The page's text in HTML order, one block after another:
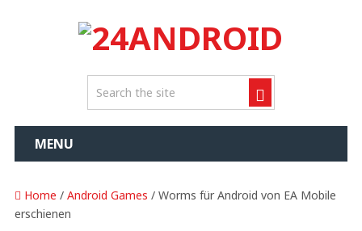
MENU
Home / Android Games / Worms für Android von EA Mobile
erschienen